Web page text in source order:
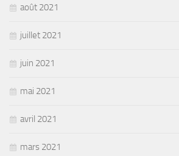
août 2021
juillet 2021
juin 2021
mai 2021
avril 2021
mars 2021